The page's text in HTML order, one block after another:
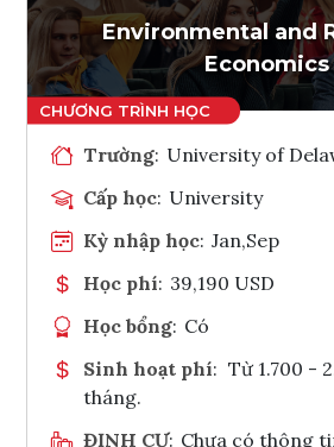
Tham
Environmental and
Economics
Trường: University of
Cấp học: University
Kỳ nhập học: Jan,Sep
Học phí: 39,190 USD
Học bổng: Có
Sinh hoạt phí: Từ 1.700 -
tháng.
ĐỊNH CƯ: Chưa có thông